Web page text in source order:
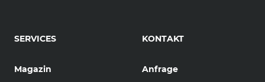
SERVICES
Magazin
KONTAKT
Anfrage